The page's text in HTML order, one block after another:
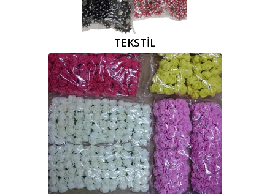
TEKSTİL